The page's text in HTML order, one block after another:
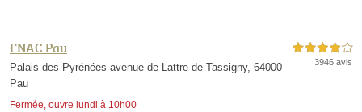
FNAC Pau
Palais des Pyrénées avenue de Lattre de Tassigny, 64000
Pau
Fermée, ouvre lundi à 10h00
4,0 étoiles sur 5
3946 avis